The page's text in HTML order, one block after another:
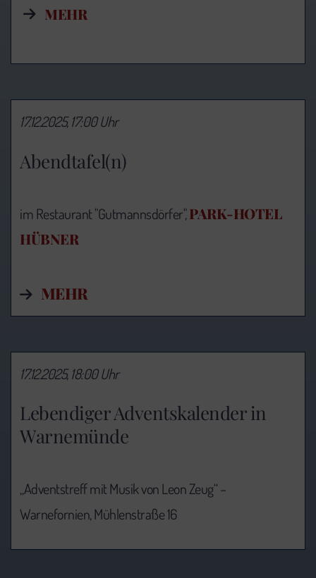
MEHR
Abendtafel(n)
17.12.2025, 17:00 Uhr
im Restaurant "Gutmannsdörfer",PARK-HOTEL
HÜBNER
MEHR
Lebendiger Adventskalender in
Warnemünde
17.12.2025, 18:00 Uhr
„Adventstreff mit Musik von Leon Zeug“ –
Warnefornien, Mühlenstraße 16